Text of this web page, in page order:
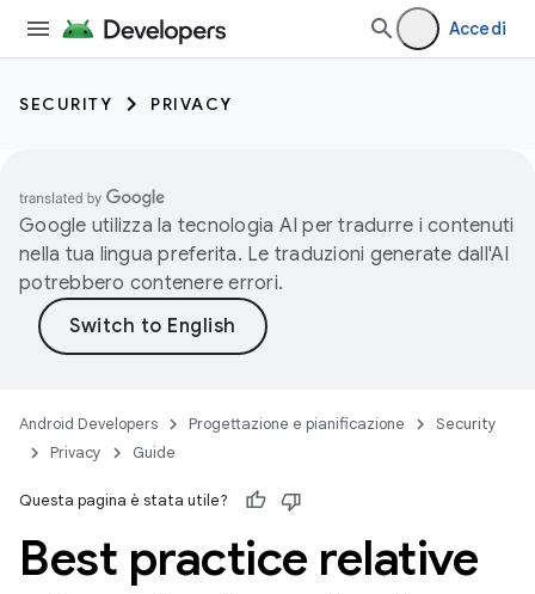
Accedi
SECURITY PRIVACY
Google utilizza la tecnologia AI per tradurre i contenuti
nella tua lingua preferita. Le traduzioni generate dall'AI
potrebbero contenere errori.
Android Developers Progettazione e pianificazione
Security
Privacy
Guide
Questa pagina è stata utile?
Best practice relative